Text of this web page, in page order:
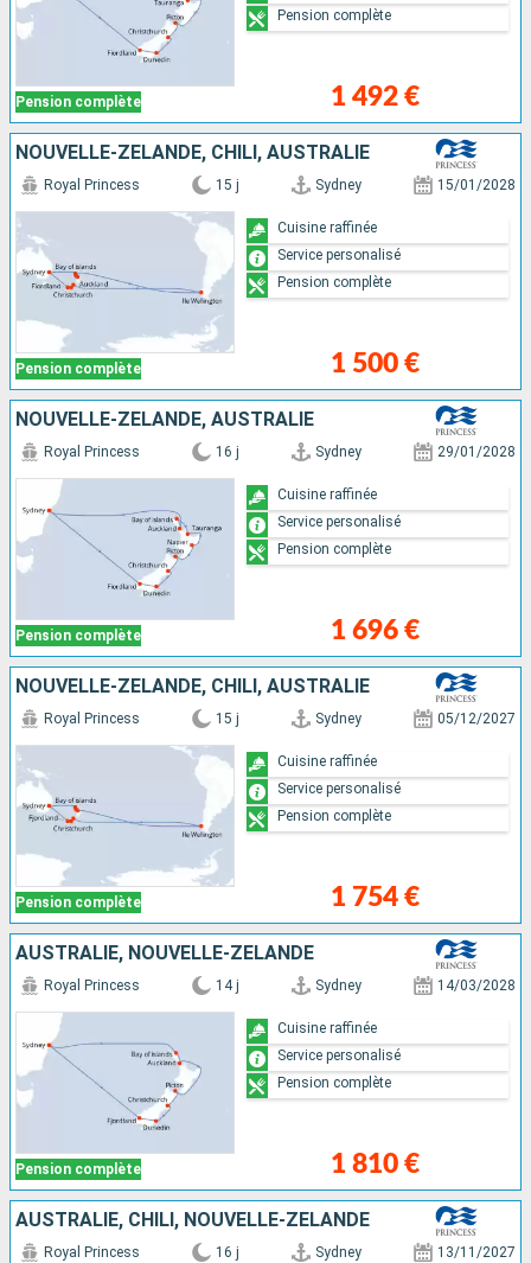
Pension complète 1 492 €
Pension complète
NOUVELLE-ZÉLANDE, CHILI, AUSTRALIE
Pension complète
Royal Princess 15 j Sydney 15/01/2028
1 500 €
Cuisine raffinée
Service personalisé
Pension complète
NOUVELLE-ZÉLANDE, AUSTRALIE
Pension complète
Royal Princess 16 j Sydney 29/01/2028
1 696 €
Cuisine raffinée
Service personalisé
Pension complète
NOUVELLE-ZÉLANDE, CHILI, AUSTRALIE
Pension complète
Royal Princess 15 j Sydney 05/12/2027
1 754 €
Cuisine raffinée
Service personalisé
Pension complète
AUSTRALIE, NOUVELLE-ZÉLANDE
Pension complète
Royal Princess 14 j Sydney 14/03/2028
1 810 €
Cuisine raffinée
Service personalisé
Pension complète
AUSTRALIE, CHILI, NOUVELLE-ZÉLANDE
Royal Princess 16 j Sydney 13/11/2027